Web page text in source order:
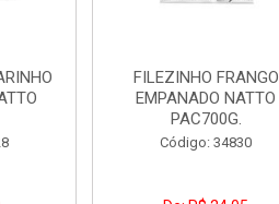
FILEZINHO FRANGO
EMPANADO NATTO
PAC700G.
Código: 34830